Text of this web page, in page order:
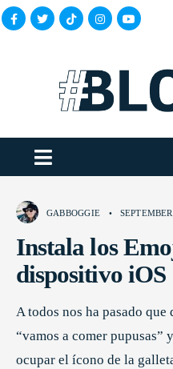
GABBOGGIE •
Instala los
dispositivo iOS
A todos nos ha pasado
“vamos a comer pupusas”
ocupar el ícono de la